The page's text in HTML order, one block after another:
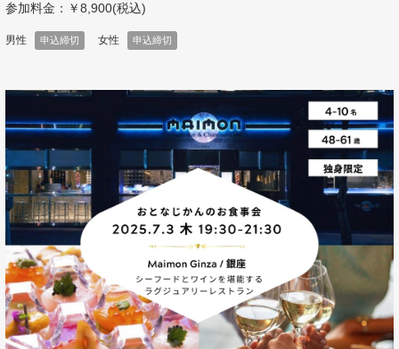
参加料金：￥8,900(税込)
男性 申込締切 女性 申込締切